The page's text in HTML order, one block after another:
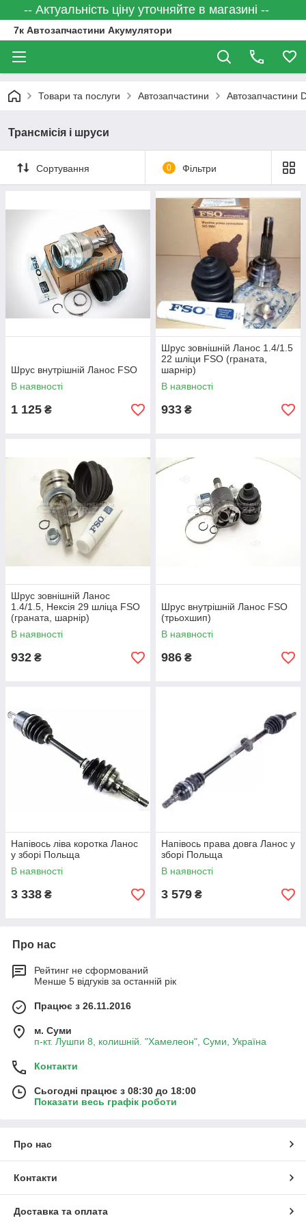
-- Актуальність ціну уточняйте в магазині --
7к Автозапчастини Акумулятори
Товари та послуги Автозапчастини Автозапчастини
Трансмісія і шруси
Сортування 0 Фільтри
Шрус внутрішній Ланос FSO
В наявності
1 125 ₴
Шрус зовнішній Ланос 1.4/1.5
22 шліци FSO (граната,
шарнір)
В наявності
933 ₴
Шрус зовнішній Ланос
1.4/1.5, Нексія 29 шліца FSO
(граната, шарнір)
В наявності
932 ₴
Шрус внутрішній Ланос FSO
(трьохшип)
В наявності
986 ₴
Напівось ліва коротка Ланос
у зборі Польща
В наявності
3 338 ₴
Напівось права довга Ланос у
зборі Польща
В наявності
3 579 ₴
Про нас
Рейтинг не сформований
Менше 5 відгуків за останній рік
Працює з 26.11.2016
м. Суми
п-кт. Лушпи 8, колишній. "Хамелеон", Суми, Україна
Контакти
Сьогодні працює з 08:30 до 18:00
Показати весь графік роботи
Про нас
Контакти
Доставка та оплата